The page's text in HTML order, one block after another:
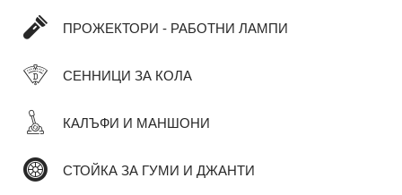
ПРОЖЕКТОРИ - РАБОТНИ ЛАМПИ
СЕННИЦИ ЗА КОЛА
КАЛЪФИ И МАНШОНИ
СТОЙКА ЗА ГУМИ И ДЖАНТИ